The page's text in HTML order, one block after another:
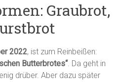
Graubrot,
2022, ist zum Reinbeißen:
Butterbrotes“. Da geht in
drüber. Aber dazu später